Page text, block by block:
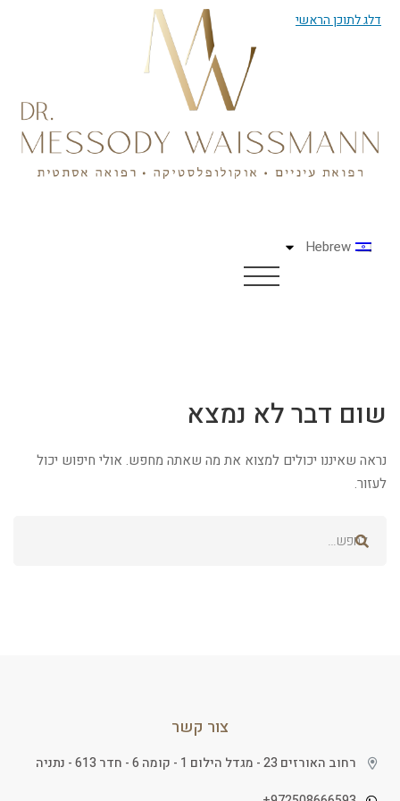
דלג לתוכן הראשי
Hebrew
שום דבר לא נמצא
נראה שאיננו יכולים למצוא את מה שאתה מחפש. אולי חיפוש יכול
לעזור.
צור קשר
רחוב האורזים 23 - מגדל הילום 1 - קומה 6 - חדר 613 - נתניה